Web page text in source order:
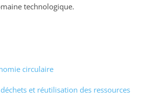
technologique.
circulaire
et réutilisation des ressources